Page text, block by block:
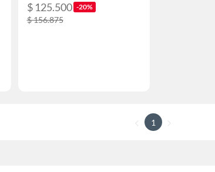
$ 125.500 -20%
$ 156.875
1